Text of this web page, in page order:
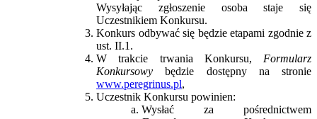
Wysyłając zgłoszenie osoba staje się
Uczestnikiem Konkursu.
Konkurs odbywać się będzie etapami zgodnie z
ust. II.1.
W trakcie trwania Konkursu, Formularz
Konkursowy będzie dostępny na stronie
www.peregrinus.pl,
Uczestnik Konkursu powinien:
Wysłać za pośrednictwem